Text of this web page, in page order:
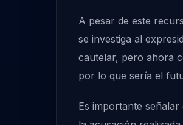
A pesar de este
se investiga al
cautelar, pero ahora
por lo que sería el
Es importante